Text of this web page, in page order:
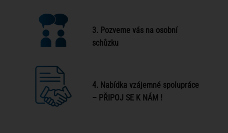
3. Pozveme vás na osobní
schůzku
4. Nabídka vzájemné spolupráce
– PŘIPOJ SE K NÁM !